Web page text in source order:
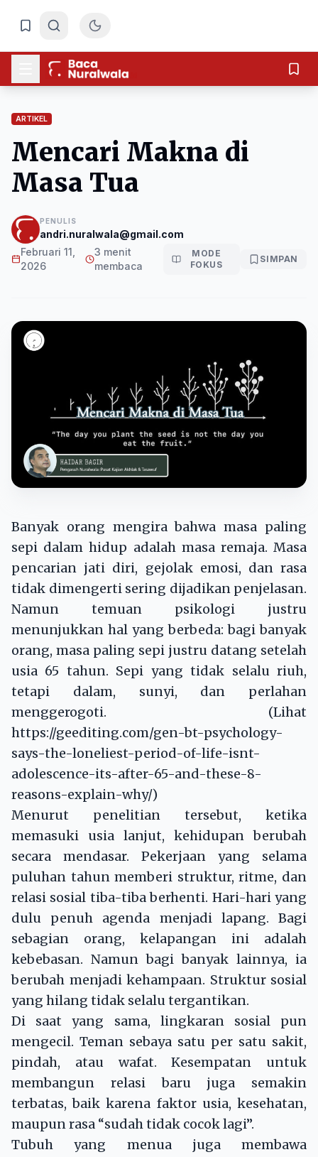
ARTIKEL
Mencari Makna di
Masa Tua
PENULIS
andri.nuralwala@gmail.com
Februari 11,
2026
3 menit
membaca
MODE
FOKUS
SIMPAN
Banyak orang mengira bahwa masa paling
sepi dalam hidup adalah masa remaja. Masa
pencarian jati diri, gejolak emosi, dan rasa
tidak dimengerti sering dijadikan penjelasan.
Namun temuan psikologi justru
menunjukkan hal yang berbeda: bagi banyak
orang, masa paling sepi justru datang setelah
usia 65 tahun. Sepi yang tidak selalu riuh,
tetapi dalam, sunyi, dan perlahan
menggerogoti. (Lihat
https://geediting.com/gen-bt-psychology-
says-the-loneliest-period-of-life-isnt-
adolescence-its-after-65-and-these-8-
reasons-explain-why/)
Menurut penelitian tersebut, ketika
memasuki usia lanjut, kehidupan berubah
secara mendasar. Pekerjaan yang selama
puluhan tahun memberi struktur, ritme, dan
relasi sosial tiba-tiba berhenti. Hari-hari yang
dulu penuh agenda menjadi lapang. Bagi
sebagian orang, kelapangan ini adalah
kebebasan. Namun bagi banyak lainnya, ia
berubah menjadi kehampaan. Struktur sosial
yang hilang tidak selalu tergantikan.
Di saat yang sama, lingkaran sosial pun
mengecil. Teman sebaya satu per satu sakit,
pindah, atau wafat. Kesempatan untuk
membangun relasi baru juga semakin
terbatas, baik karena faktor usia, kesehatan,
maupun rasa “sudah tidak cocok lagi”.
Tubuh yang menua juga membawa